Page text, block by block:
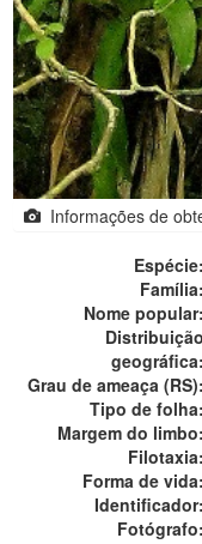
Informações de
Espécie:
Família:
Nome popular:
Distribuição
geográfica:
Grau de ameaça (RS):
Tipo de folha:
Margem do limbo:
Filotaxia:
Forma de vida:
Identificador:
Fotógrafo: